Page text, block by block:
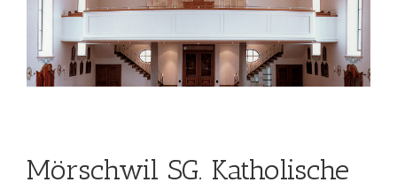
Mörschwil SG. Katholische